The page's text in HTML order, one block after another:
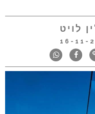
לויט
16-11-